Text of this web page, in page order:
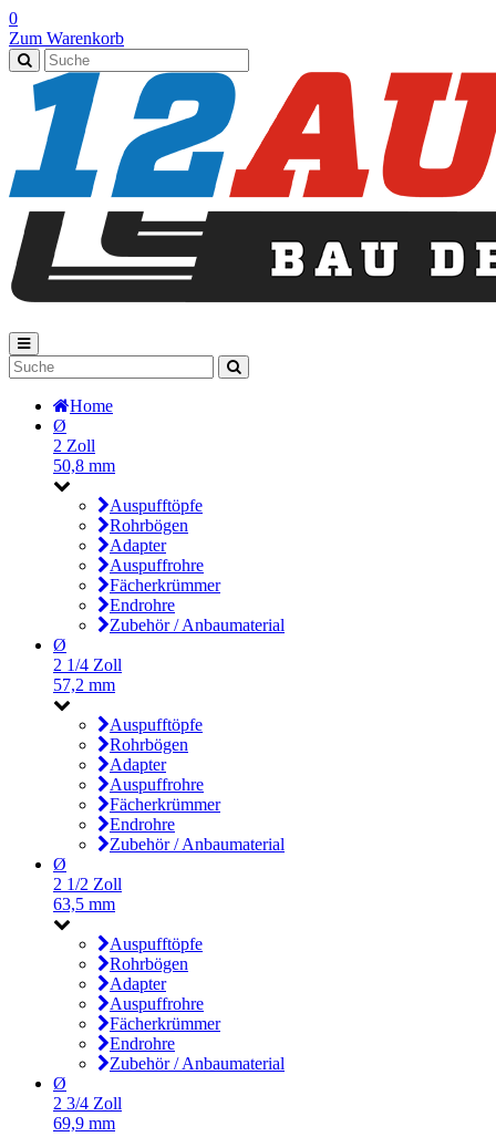
0
Zum Warenkorb
Home
Ø
2 Zoll
50,8 mm
Auspufftöpfe
Rohrbögen
Adapter
Auspuffrohre
Fächerkrümmer
Endrohre
Zubehör / Anbaumaterial
Ø
2 1/4 Zoll
57,2 mm
Auspufftöpfe
Rohrbögen
Adapter
Auspuffrohre
Fächerkrümmer
Endrohre
Zubehör / Anbaumaterial
Ø
2 1/2 Zoll
63,5 mm
Auspufftöpfe
Rohrbögen
Adapter
Auspuffrohre
Fächerkrümmer
Endrohre
Zubehör / Anbaumaterial
Ø
2 3/4 Zoll
69,9 mm